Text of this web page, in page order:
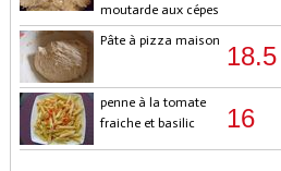
moutarde aux cépes
Pâte à pizza maison
18.5
penne à la tomate
fraiche et basilic
16